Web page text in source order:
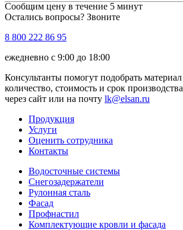
Сообщим цену в течение 5 минут
Остались вопросы? Звоните
8 800 222 86 95
ежедневно с 9:00 до 18:00
Консультанты помогут подобрать
количество, стоимость и срок
через сайт или на почту lk@elsan.ru
Продукция
Услуги
Оценить сотрудника
Контакты
Водосточные системы
Снегозадержатели
Рулонная сталь
Фасад
Профнастил
Комплектующие кровли и фасада